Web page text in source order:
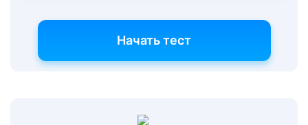
Начать тест